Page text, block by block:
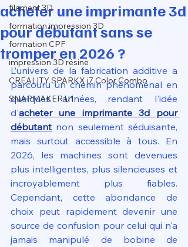
filament 3D
formation impression 3D
formation CPF
impression 3D résine
CREALITY SPARKX i7 Color Combo
SNAPMAKER U1
acheter une imprimante 3d
pour débutant sans se
tromper en 2026 ?
L’univers de la fabrication additive a
parcouru un chemin phénoménal en
quelques années, rendant l'idée
d'acheter une imprimante 3d pour
débutant non seulement séduisante,
mais surtout accessible à tous. En
2026, les machines sont devenues
plus intelligentes, plus silencieuses et
incroyablement plus fiables.
Cependant, cette abondance de
choix peut rapidement devenir une
source de confusion pour celui qui n'a
jamais manipulé de bobine de